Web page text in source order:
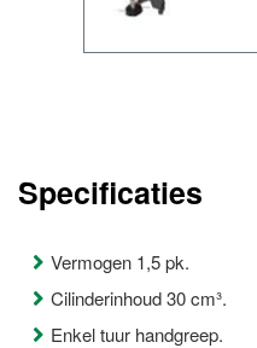
Specificaties
Vermogen 1,5 pk.
Cilinderinhoud 30 cm³.
Enkel tuur handgreep.